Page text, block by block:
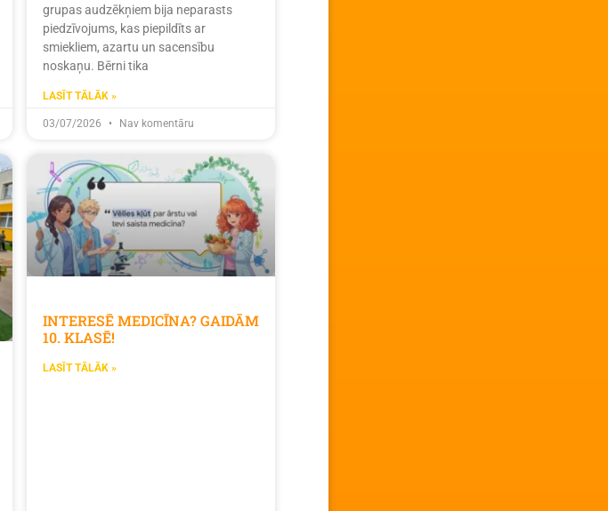
grupas audzēkņiem bija neparasts
piedzīvojums, kas piepildīts ar
smiekliem, azartu un sacensību
noskaņu. Bērni tika
LASĪT TĀLĀK »
03/07/2026 Nav komentāru
INTERESĒ MEDICĪNA? GAIDĀM
10. KLASĒ!
LASĪT TĀLĀK »